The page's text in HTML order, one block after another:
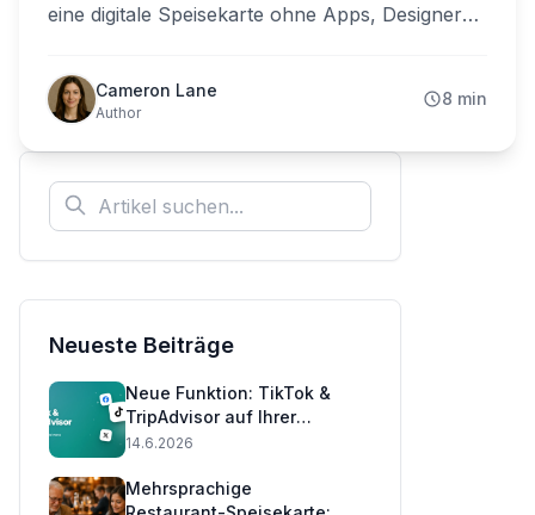
eine digitale Speisekarte ohne Apps, Designer
praktischer Leitfaden für echte
Restaurantbesitzer.
Cameron Lane
Author
8 min
Neueste Beiträge
Neue Funktion: TikTok &
TripAdvisor auf Ihrer
Speisekarte anzeigen 📲
14.6.2026
Mehrsprachige